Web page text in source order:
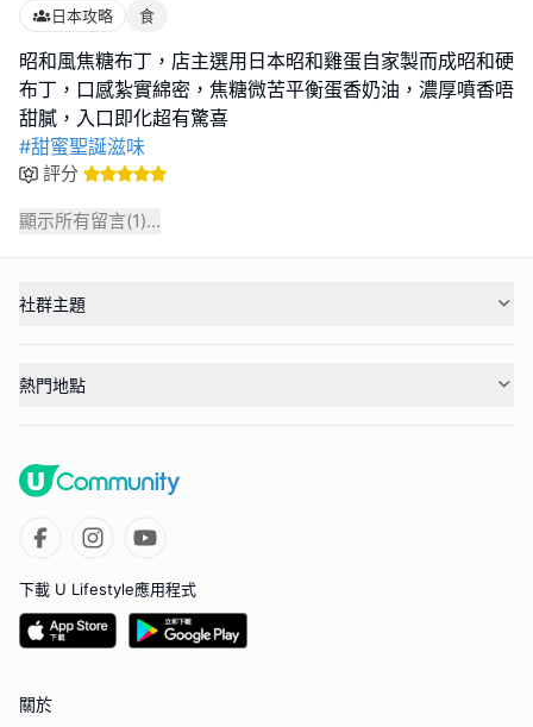
日本攻略 食
昭和風焦糖布丁，店主選用日本昭和雞蛋自家製而成昭和硬
布丁，口感紮實綿密，焦糖微苦平衡蛋香奶油，濃厚噴香唔
#甜蜜聖誕滋味
評分
顯示所有留言(1)...
社群主題
熱門地點
下載 U Lifestyle應用程式
關於